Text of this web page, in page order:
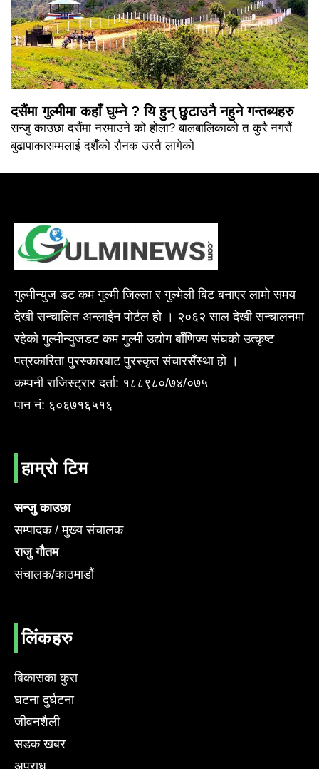
दसैंमा गुल्मीमा कहाँ घुम्ने ? यि हुन् छुटाउनै नहुने गन्तब्यहरु
सन्जु काउछा दसैंमा नरमाउने को होला? बालबालिकाको त कुरै नगरौं
बुढापाकासम्मलाई दशैँको रौनक उस्तै लागेको
गुल्मीन्युज डट कम गुल्मी जिल्ला र गुल्मेली बिट बनाएर लामो समय
देखी सन्चालित अन्लाईन पोर्टल हो । २०६२ साल देखी सन्चालनमा
रहेको गुल्मीन्युजडट कम गुल्मी उद्योग बाँणिज्य संघको उत्कृष्ट
पत्रकारिता पुरस्कारबाट पुरस्कृत संचारसँस्था हो ।
कम्पनी राजिस्ट्रार दर्ता: १८८९८०/७४/०७५
पान नं: ६०६७१६५१६
हाम्रो टिम
सन्जु काउछा
सम्पादक / मुख्य संचालक
राजु गौतम
संचालक/काठमाडौं
लिंकहरु
बिकासका कुरा
घटना दुर्घटना
जीवनशैली
सडक खबर
अपराध